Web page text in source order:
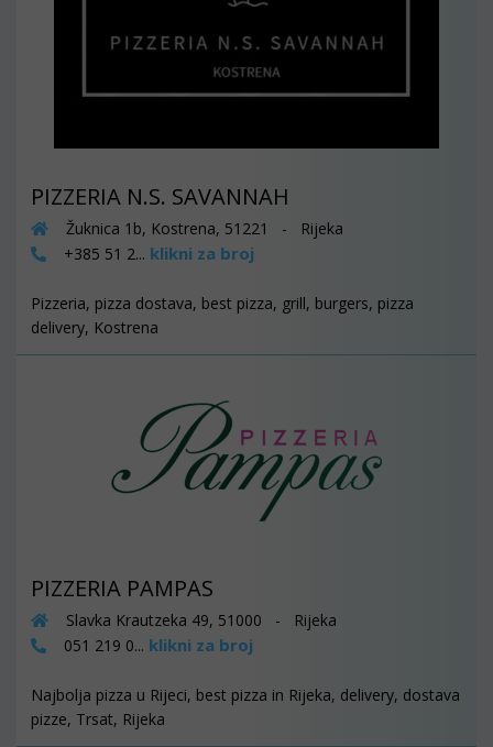
PIZZERIA N.S. SAVANNAH
Žuknica 1b, Kostrena, 51221 - Rijeka
+385 51 2... klikni za broj
Pizzeria, pizza dostava, best pizza, grill, burgers, pizza
delivery, Kostrena
PIZZERIA PAMPAS
Slavka Krautzeka 49, 51000 - Rijeka
051 219 0... klikni za broj
Najbolja pizza u Rijeci, best pizza in Rijeka, delivery, dostava
pizze, Trsat, Rijeka